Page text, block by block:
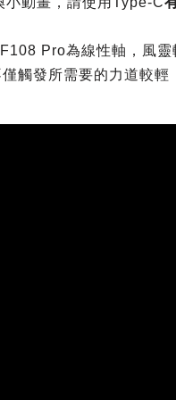
F108 Pro為線性軸，風靈
僅觸發所需要的力道較